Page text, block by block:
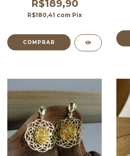
R$189,90
R$180,41 com Pix